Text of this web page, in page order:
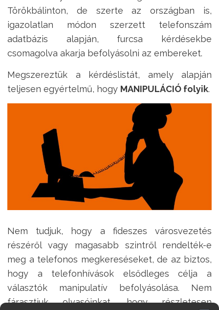
Törökbálinton, de szerte az országban is,
igazolatlan módon szerzett telefonszám
adatbázis alapján, furcsa kérdésekbe
csomagolva akarja befolyásolni az embereket.
Megszereztük a kérdéslistát, amely alapján
teljesen egyértelmű, hogy MANIPULÁCIÓ folyik.
Nem tudjuk, hogy a fideszes városvezetés
részéről vagy magasabb szintről rendelték-e
meg a telefonos megkereséseket, de az biztos,
hogy a telefonhívások elsődleges célja a
választók manipulatív befolyásolása. Nem
fárasztjuk olvasóinkat, hogy részletesen